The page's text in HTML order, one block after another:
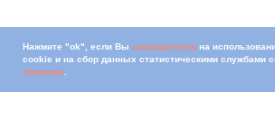
Нажмите "ok", если Вы соглашаетесь на
cookie и на сбор данных статистическими службами
политике